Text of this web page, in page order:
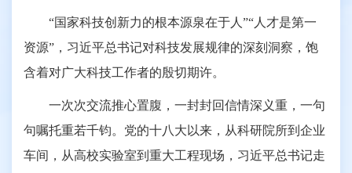
“国家科技创新力的根本源泉在于人”“人才是第一
资源”，习近平总书记对科技发展规律的深刻洞察，饱
含着对广大科技工作者的殷切期许。
一次次交流推心置腹，一封封回信情深义重，一句
句嘱托重若千钧。党的十八大以来，从科研院所到企业
车间，从高校实验室到重大工程现场，习近平总书记走